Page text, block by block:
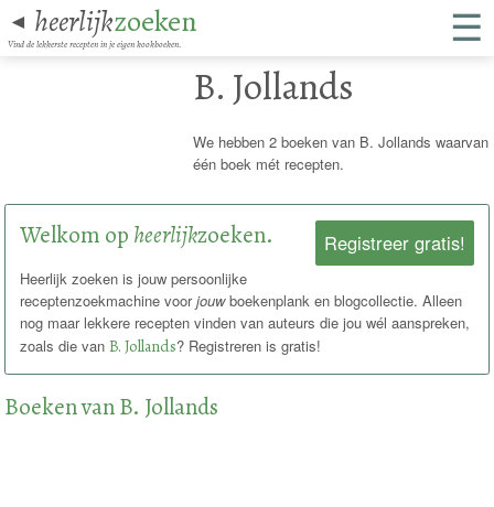
◄ heerlijkzoeken
Vind de lekkerste recepten in je eigen kookboeken. ☰
B. Jollands
We hebben 2 boeken van B. Jollands waarvan
één boek mét recepten.
Registreer gratis!
Welkom op heerlijkzoeken.
Heerlijk zoeken is jouw persoonlijke
receptenzoekmachine voorjouwboekenplank en blogcollectie. Alleen
nog maar lekkere recepten vinden van auteurs die jou wél aanspreken,
zoals die van B. Jollands? Registreren is gratis!
Boeken van B. Jollands